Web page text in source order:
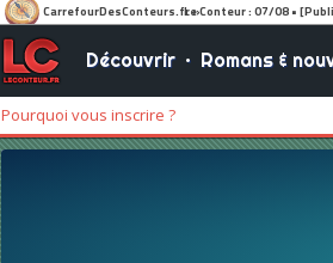
Découvrir• Romans &
Pourquoi vous inscrire ?